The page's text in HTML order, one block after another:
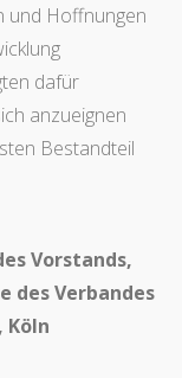
und Hoffnungen
dafür
anzueignen
Bestandteil
Vorstands,
des Verbandes
Köln